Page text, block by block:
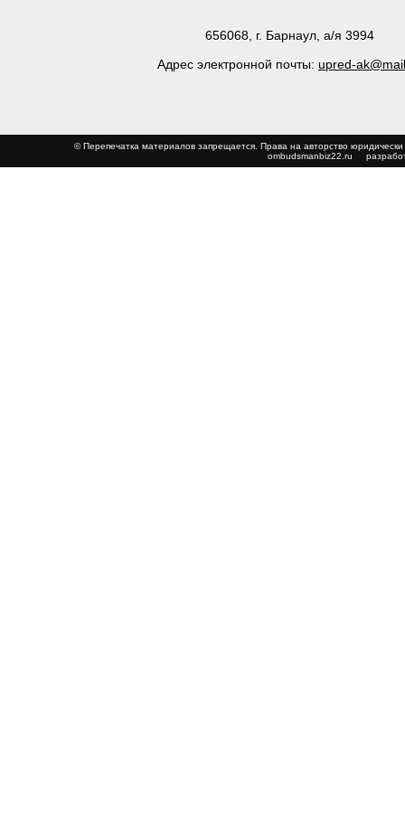
656068, г. Барнаул, а/я 3994
Адрес электронной почты: upred-
© Перепечатка материалов запрещается. Права на авторство
ombudsmanbiz22.ru